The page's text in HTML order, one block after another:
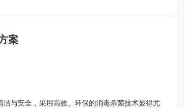
案
与安全，采用高效、环保的消毒杀菌技术显得尤